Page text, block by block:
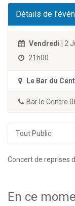
Détails de
Vendredi | 2
21h00
Le Bar du
Bar le Centre
Tout Public
Concert de reprises
En ce